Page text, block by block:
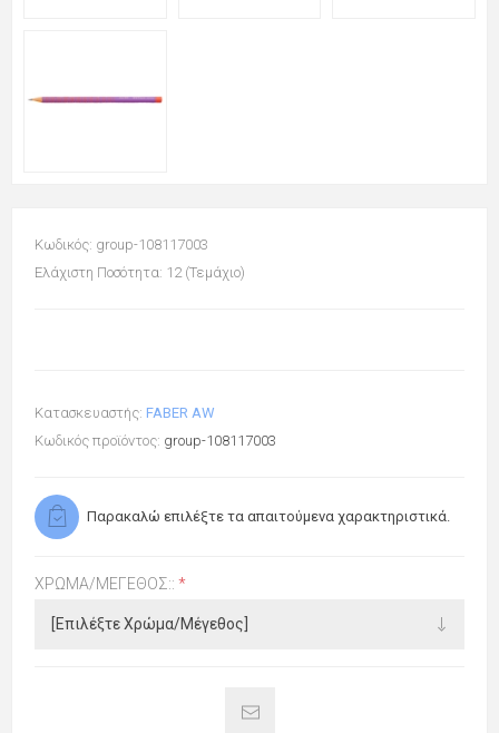
Κωδικός: group-108117003
Ελάχιστη Ποσότητα: 12 (Τεμάχιο)
Κατασκευαστής: FABER AW
Κωδικός προϊόντος: group-108117003
Παρακαλώ επιλέξτε τα απαιτούμενα χαρακτηριστικά.
ΧΡΏΜΑ/ΜΈΓΕΘΟΣ:: *